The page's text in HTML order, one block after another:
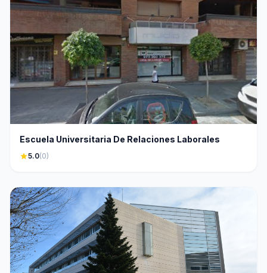
Escuela Universitaria De Relaciones Laborales
star5.0(0)